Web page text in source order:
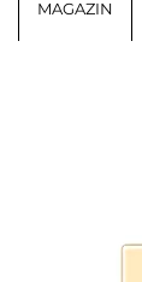
MAGAZIN